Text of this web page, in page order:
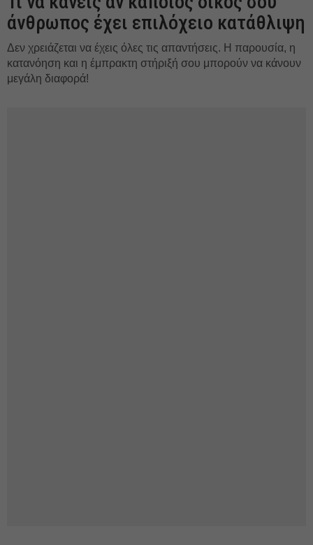
άνθρωπος έχει επιλόχειο κατάθλιψη
Δεν χρειάζεται να έχεις όλες τις απαντήσεις. Η παρουσία, η
κατανόηση και η έμπρακτη στήριξή σου μπορούν να κάνουν
μεγάλη διαφορά!